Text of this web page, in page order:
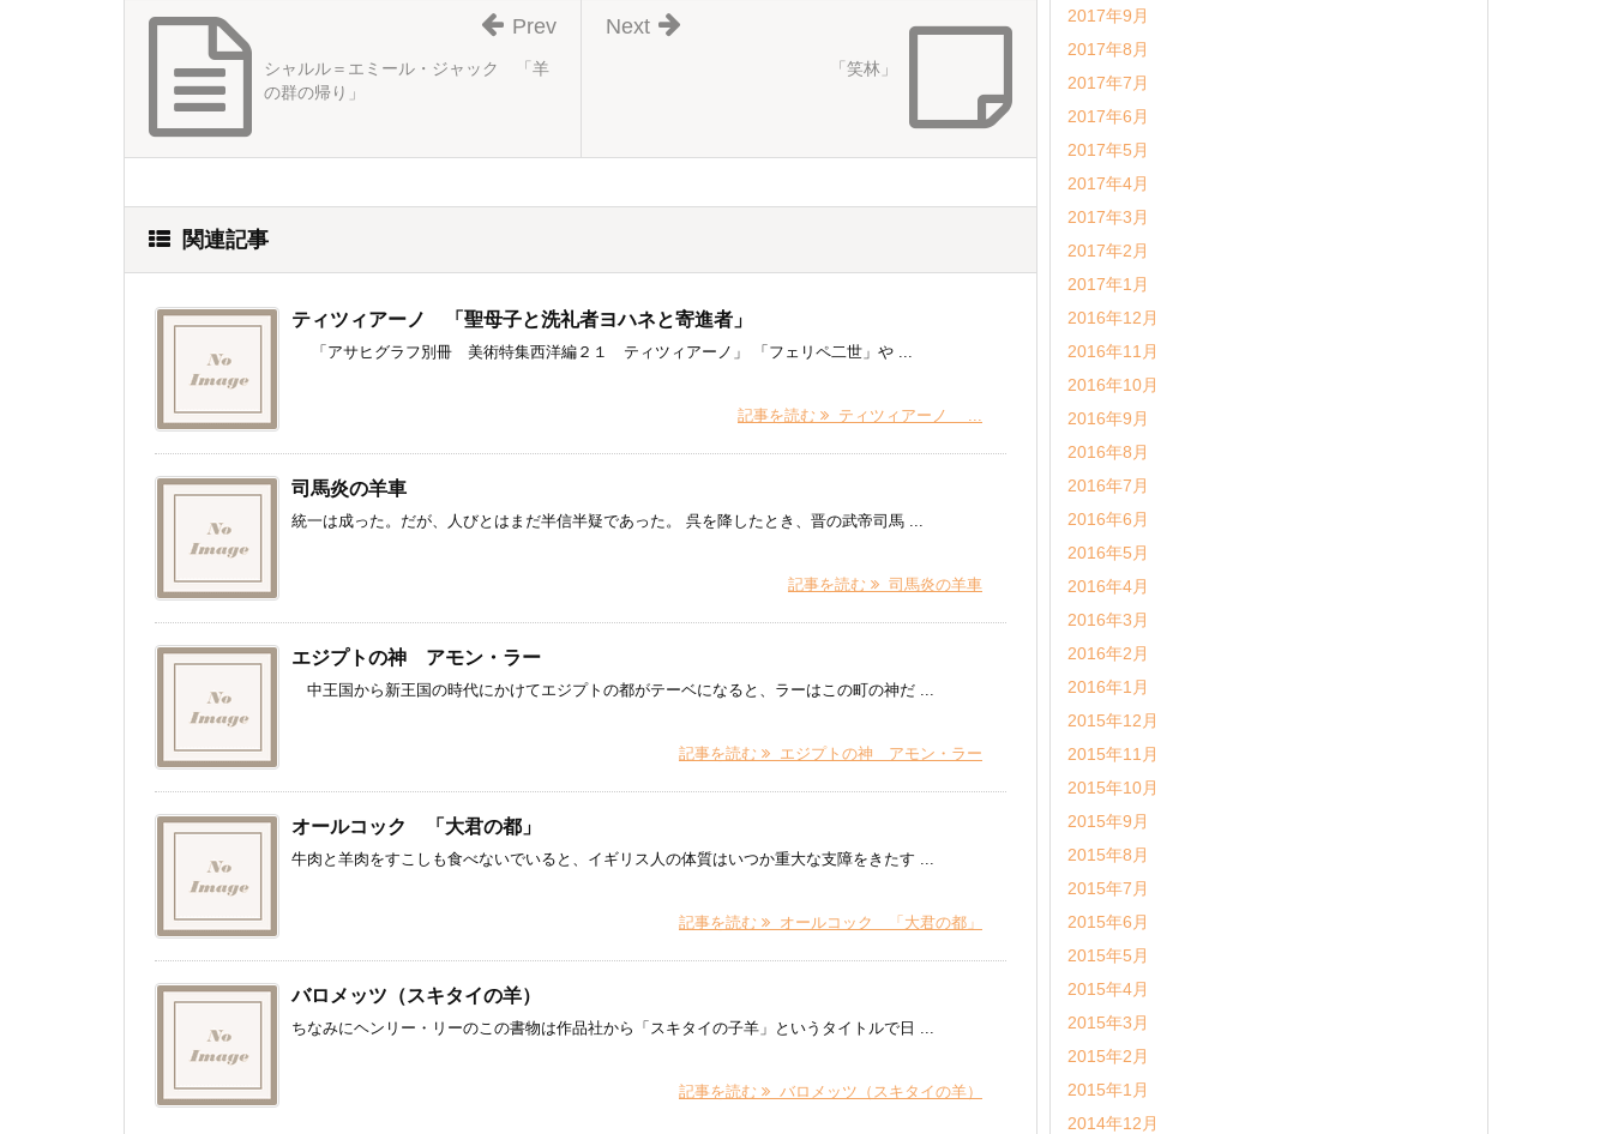
「笑林」
Next
シャルル＝エミール・ジャック 「羊
の群の帰り」
Prev
関連記事
ティツィアーノ 「聖母子と洗礼者ヨハネと寄進者」
「アサヒグラフ別冊 美術特集西洋編２１ ティツィアーノ」 「フェリペ二世」や ...
記事を読む ティツィアーノ ...
司馬炎の羊車
統一は成った。だが、人びとはまだ半信半疑であった。 呉を降したとき、晋の武帝司馬 ...
記事を読む 司馬炎の羊車
エジプトの神 アモン・ラー
中王国から新王国の時代にかけてエジプトの都がテーベになると、ラーはこの町の神だ ...
記事を読む エジプトの神 アモン・ラー
オールコック 「大君の都」
牛肉と羊肉をすこしも食べないでいると、イギリス人の体質はいつか重大な支障をきたす ...
記事を読む オールコック 「大君の都」
バロメッツ（スキタイの羊）
ちなみにヘンリー・リーのこの書物は作品社から「スキタイの子羊」というタイトルで日 ...
記事を読む バロメッツ（スキタイの羊）
2017年9月
2017年8月
2017年7月
2017年6月
2017年5月
2017年4月
2017年3月
2017年2月
2017年1月
2016年12月
2016年11月
2016年10月
2016年9月
2016年8月
2016年7月
2016年6月
2016年5月
2016年4月
2016年3月
2016年2月
2016年1月
2015年12月
2015年11月
2015年10月
2015年9月
2015年8月
2015年7月
2015年6月
2015年5月
2015年4月
2015年3月
2015年2月
2015年1月
2014年12月